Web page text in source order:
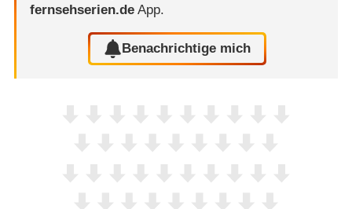
fernsehserien.deApp.
Benachrichtige mich